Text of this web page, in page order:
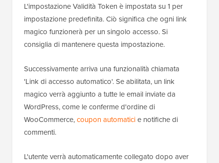
L'impostazione Validità Token è impostata su 1 per
impostazione predefinita. Ciò significa che ogni link
magico funzionerà per un singolo accesso. Si
consiglia di mantenere questa impostazione.
Successivamente arriva una funzionalità chiamata
'Link di accesso automatico'. Se abilitata, un link
magico verrà aggiunto a tutte le email inviate da
WordPress, come le conferme d'ordine di
WooCommerce,coupon automaticie notifiche di
commenti.
L'utente verrà automaticamente collegato dopo aver